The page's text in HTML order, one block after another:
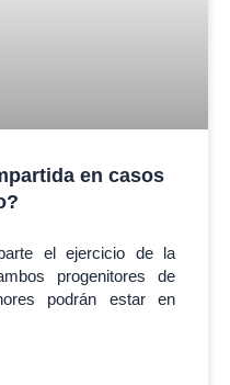
en casos
el ejercicio de la
progenitores de
podrán estar en